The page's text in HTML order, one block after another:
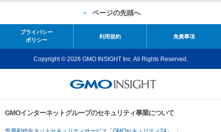
ページの先頭へ
プライバシー
ポリシー
利用規約 免責事項
Copyright © 2026 GMO INSIGHT Inc. All Rights Reserved.
GMOインターネットグループのセキュリティ事業について